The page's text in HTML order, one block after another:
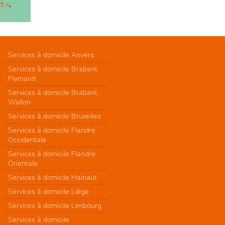
».
Services à domicile Anvers
Services à domicile Brabant
Flamand
Services à domicile Brabant
Wallon
Services à domicile Bruxelles
Services à domicile Flandre
Occidentale
Services à domicile Flandre
Orientale
Services à domicile Hainaut
Services à domicile Liège
Services à domicile Limbourg
Services à domicile